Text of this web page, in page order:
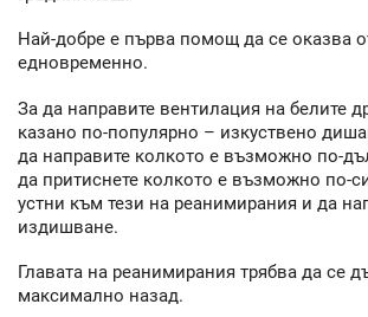
Най-добре е първа помощ да се оказва
едновременно.
За да направите вентилация на белите
казано по-популярно – изкуствено
да направите колкото е възможно по-
да притиснете колкото е възможно по-
устни към тези на реанимирания и да
издишване.
Главата на реанимирания трябва да се
максимално назад.